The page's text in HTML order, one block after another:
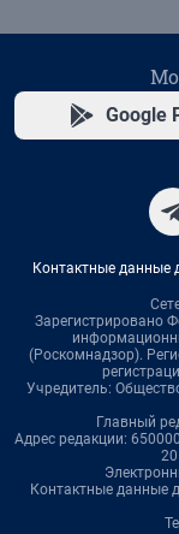
Google
Контактные данные
Зарегистрировано
(Роскомнадзор).
Учредитель:
Главный
Адрес редакции:
Контактные данные